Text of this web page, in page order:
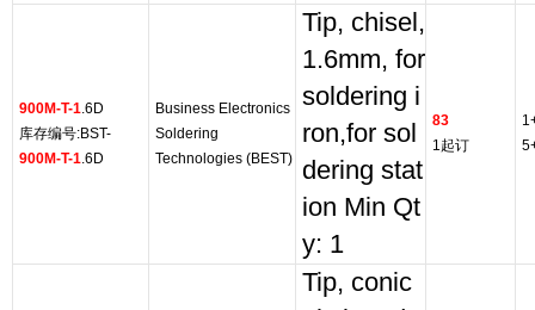
900M-T-1.6D
库存编号:BST-
900M-T-1.6D
Business Electronics
Soldering
Technologies (BEST)
Tip, chisel,
1.6mm, for
soldering i
ron,for sol
dering stat
ion Min Qt
y: 1
83
1起订
Tip, conic